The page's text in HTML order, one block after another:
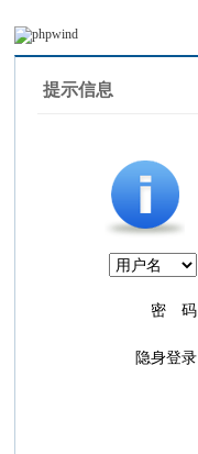
提示信息
密 码
隐身登录